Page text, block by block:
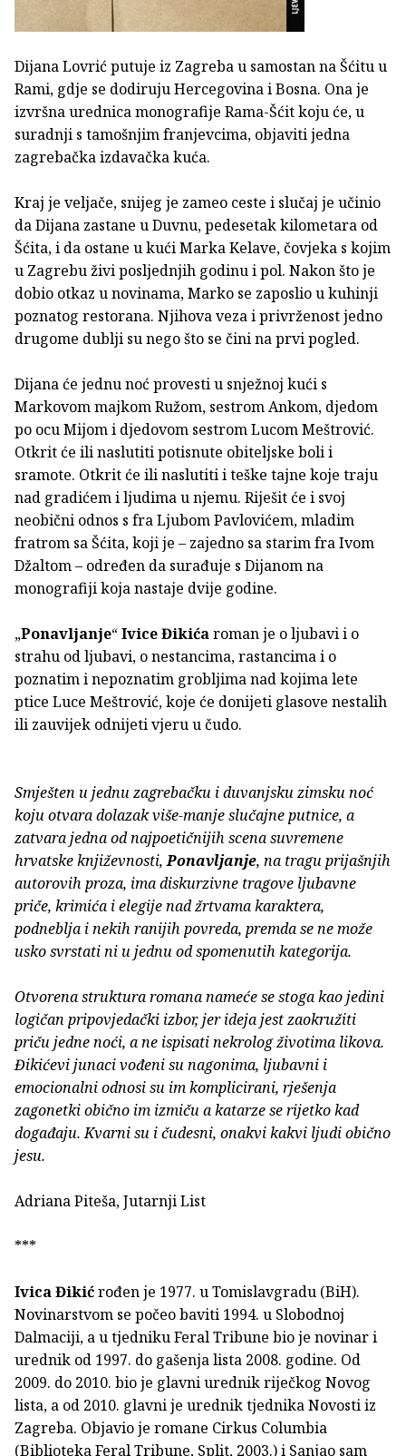
Dijana Lovrić putuje iz Zagreba u samostan na Šćitu u
Rami, gdje se dodiruju Hercegovina i Bosna. Ona je
izvršna urednica monografije Rama-Šćit koju će, u
suradnji s tamošnjim franjevcima, objaviti jedna
zagrebačka izdavačka kuća.
Kraj je veljače, snijeg je zameo ceste i slučaj je učinio
da Dijana zastane u Duvnu, pedesetak kilometara od
Šćita, i da ostane u kući Marka Kelave, čovjeka s kojim
u Zagrebu živi posljednjih godinu i pol. Nakon što je
dobio otkaz u novinama, Marko se zaposlio u kuhinji
poznatog restorana. Njihova veza i privrženost jedno
drugome dublji su nego što se čini na prvi pogled.
Dijana će jednu noć provesti u snježnoj kući s
Markovom majkom Ružom, sestrom Ankom, djedom
po ocu Mijom i djedovom sestrom Lucom Meštrović.
Otkrit će ili naslutiti potisnute obiteljske boli i
sramote. Otkrit će ili naslutiti i teške tajne koje traju
nad gradićem i ljudima u njemu. Riješit će i svoj
neobični odnos s fra Ljubom Pavlovićem, mladim
fratrom sa Šćita, koji je – zajedno sa starim fra Ivom
Džaltom – određen da surađuje s Dijanom na
monografiji koja nastaje dvije godine.
„Ponavljanje“Ivice Đikićaroman je o ljubavi i o
strahu od ljubavi, o nestancima, rastancima i o
poznatim i nepoznatim grobljima nad kojima lete
ptice Luce Meštrović, koje će donijeti glasove nestalih
ili zauvijek odnijeti vjeru u čudo.
Smješten u jednu zagrebačku i duvanjsku zimsku noć
koju otvara dolazak više-manje slučajne putnice, a
zatvara jedna od najpoetičnijih scena suvremene
hrvatske književnosti,Ponavljanje, na tragu prijašnjih
autorovih proza, ima diskurzivne tragove ljubavne
priče, krimića i elegije nad žrtvama karaktera,
podneblja i nekih ranijih povreda, premda se ne može
usko svrstati ni u jednu od spomenutih kategorija.
Otvorena struktura romana nameće se stoga kao jedini
logičan pripovjedački izbor, jer ideja jest zaokružiti
priču jedne noći, a ne ispisati nekrolog životima likova.
Đikićevi junaci vođeni su nagonima, ljubavni i
emocionalni odnosi su im komplicirani, rješenja
zagonetki obično im izmiču a katarze se rijetko kad
događaju. Kvarni su i čudesni, onakvi kakvi ljudi obično
jesu.
Adriana Piteša, Jutarnji List
***
Ivica Đikićrođen je 1977. u Tomislavgradu (BiH).
Novinarstvom se počeo baviti 1994. u Slobodnoj
Dalmaciji, a u tjedniku Feral Tribune bio je novinar i
urednik od 1997. do gašenja lista 2008. godine. Od
2009. do 2010. bio je glavni urednik riječkog Novog
lista, a od 2010. glavni je urednik tjednika Novosti iz
Zagreba. Objavio je romane Cirkus Columbia
(Biblioteka Feral Tribune, Split, 2003.) i Sanjao sam